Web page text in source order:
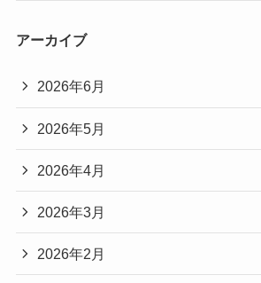
アーカイブ
2026年6月
2026年5月
2026年4月
2026年3月
2026年2月